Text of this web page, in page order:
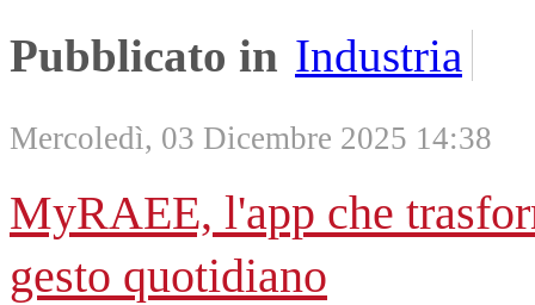
Pubblicato in Industria
Mercoledì, 03 Dicembre 2025 14:38
MyRAEE, l'app che
gesto quotidiano